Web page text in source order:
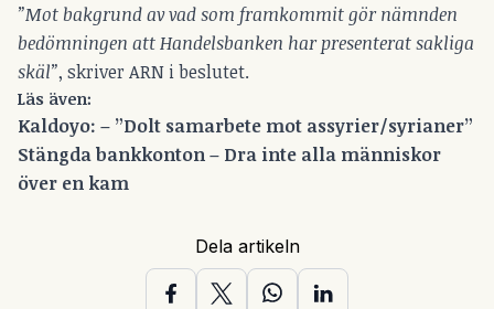
”Mot bakgrund av vad som framkommit gör nämnden
bedömningen att Handelsbanken har presenterat sakliga
skäl”, skriver ARN i beslutet.
Läs även:
Kaldoyo: – ”Dolt samarbete mot assyrier/syrianer”
Stängda bankkonton – Dra inte alla människor
över en kam
Dela artikeln